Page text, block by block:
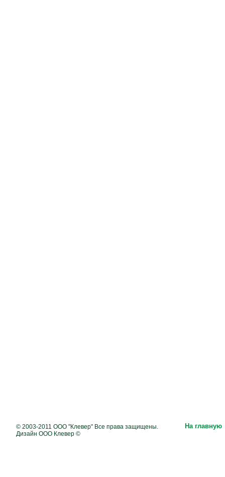
© 2003-2011 ООО "Клевер" Все права защищены.
Дизайн ООО Клевер ©
На главную